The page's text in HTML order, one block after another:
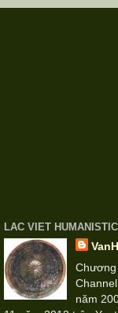
LAC VIET
Chương
năm